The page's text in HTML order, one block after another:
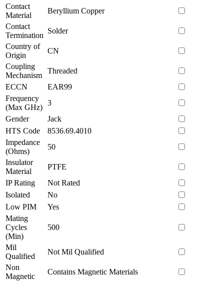
Contact
Material
Beryllium Copper
Contact
Termination
Solder
Country of
Origin
CN
Coupling
Mechanism
Threaded
ECCN
EAR99
Frequency
(Max GHz)
3
Gender
Jack
HTS Code
8536.69.4010
Impedance
(Ohms)
50
Insulator
Material
PTFE
IP Rating
Not Rated
Isolated
No
Low PIM
Yes
Mating
Cycles
(Min)
500
Mil
Qualified
Not Mil Qualified
Non
Magnetic
Contains Magnetic Materials